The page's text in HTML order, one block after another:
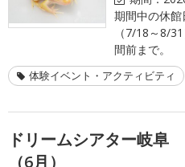
期間中の休
（7/18～8/
間前まで。
体験イベント・アクティビティ
ドリームシアター岐阜
（6月）